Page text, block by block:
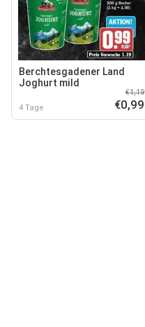
Berchtesgadener Land
Joghurt mild
4 Tage
€1,19
€0,99